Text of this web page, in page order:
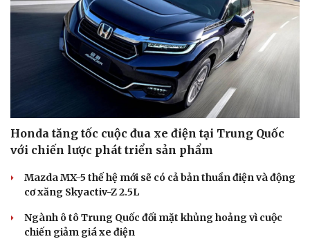
Sân khấu - Điện ảnh
Văn học
Âm nhạc
Di sản
Nghệ sĩ
Sao Việt
Honda tăng tốc cuộc đua xe điện tại Trung Quốc
với chiến lược phát triển sản phẩm
Mazda MX-5 thế hệ mới sẽ có cả bản thuần điện và động
cơ xăng Skyactiv-Z 2.5L
Ngành ô tô Trung Quốc đối mặt khủng hoảng vì cuộc
chiến giảm giá xe điện